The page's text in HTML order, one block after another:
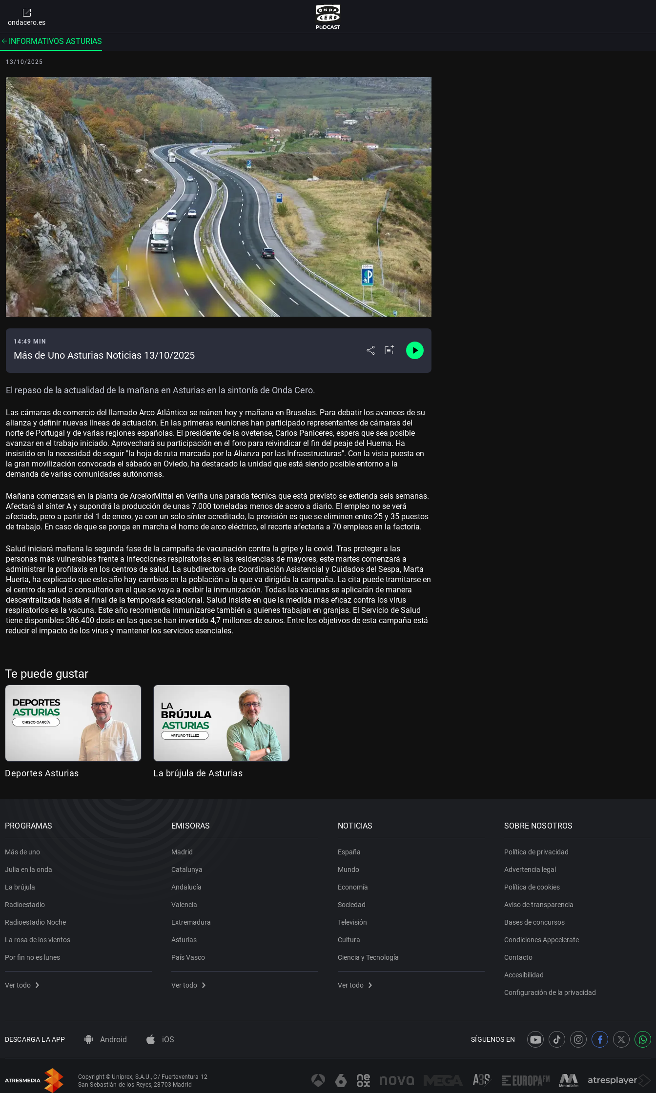
ondacero.es
INFORMATIVOS ASTURIAS
13/10/2025
14:49 MIN
Más de Uno Asturias Noticias 13/10/2025
El repaso de la actualidad de la mañana en Asturias en la sintonía de Onda Cero.
Las cámaras de comercio del llamado Arco Atlántico se reúnen hoy y mañana en Bruselas. Para debatir los avances de su
alianza y definir nuevas líneas de actuación. En las primeras reuniones han participado representantes de cámaras del
norte de Portugal y de varias regiones españolas. El presidente de la ovetense, Carlos Paniceres, espera que sea posible
avanzar en el trabajo iniciado. Aprovechará su participación en el foro para reivindicar el fin del peaje del Huerna. Ha
insistido en la necesidad de seguir "la hoja de ruta marcada por la Alianza por las Infraestructuras". Con la vista puesta en
la gran movilización convocada el sábado en Oviedo, ha destacado la unidad que está siendo posible entorno a la
demanda de varias comunidades autónomas.
Mañana comenzará en la planta de ArcelorMittal en Veriña una parada técnica que está previsto se extienda seis semanas.
Afectará al sínter A y supondrá la producción de unas 7.000 toneladas menos de acero a diario. El empleo no se verá
afectado, pero a partir del 1 de enero, ya con un solo sínter acreditado, la previsión es que se eliminen entre 25 y 35 puestos
de trabajo. En caso de que se ponga en marcha el horno de arco eléctrico, el recorte afectaría a 70 empleos en la factoría.
Salud iniciará mañana la segunda fase de la campaña de vacunación contra la gripe y la covid. Tras proteger a las
personas más vulnerables frente a infecciones respiratorias en las residencias de mayores, este martes comenzará a
administrar la profilaxis en los centros de salud. La subdirectora de Coordinación Asistencial y Cuidados del Sespa, Marta
Huerta, ha explicado que este año hay cambios en la población a la que va dirigida la campaña. La cita puede tramitarse en
el centro de salud o consultorio en el que se vaya a recibir la inmunización. Todas las vacunas se aplicarán de manera
descentralizada hasta el final de la temporada estacional. Salud insiste en que la medida más eficaz contra los virus
respiratorios es la vacuna. Este año recomienda inmunizarse también a quienes trabajan en granjas. El Servicio de Salud
tiene disponibles 386.400 dosis en las que se han invertido 4,7 millones de euros. Entre los objetivos de esta campaña está
reducir el impacto de los virus y mantener los servicios esenciales.
Te puede gustar
Deportes Asturias La brújula de Asturias
PROGRAMAS
Más de uno
Julia en la onda
La brújula
Radioestadio
Radioestadio Noche
La rosa de los vientos
Por fin no es lunes
Ver todo
EMISORAS
Madrid
Catalunya
Andalucía
Valencia
Extremadura
Asturias
País Vasco
Ver todo
NOTICIAS
España
Mundo
Economía
Sociedad
Televisión
Cultura
Ciencia y Tecnología
Ver todo
SOBRE NOSOTROS
Política de privacidad
Advertencia legal
Política de cookies
Aviso de transparencia
Bases de concursos
Condiciones Appcelerate
Contacto
Accesibilidad
Configuración de la privacidad
DESCARGA LA APP Android iOS SÍGUENOS EN
Copyright © Uniprex, S.A.U., C/ Fuerteventura 12
San Sebastián de los Reyes, 28703 Madrid